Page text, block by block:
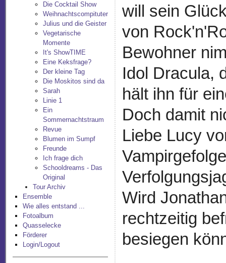
Die Cocktail Show
Weihnachtscompituter
Julius und die Geister
Vegetarische
Momente
It's ShowTIME
Eine Keksfrage?
Der kleine Tag
Die Moskitos sind da
Sarah
Linie 1
Ein
Sommernachtstraum
Revue
Blumen im Sumpf
Freunde
Ich frage dich
Schooldreams - Das
Original
Tour Archiv
Ensemble
Wie alles entstand ...
Fotoalbum
Quasselecke
Förderer
Login/Logout
will sein
von
Bewohner
Idol Dracula,
hält ihn für
Doch damit
Liebe Lucy
Wird
rechtzeitig
besiegen